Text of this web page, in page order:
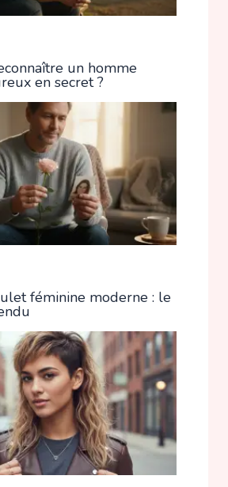
un homme
en secret ?
féminine moderne : le